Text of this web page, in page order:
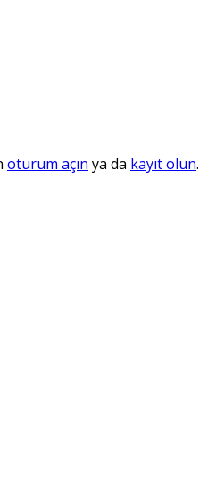
oturum açın ya da kayıt olun.